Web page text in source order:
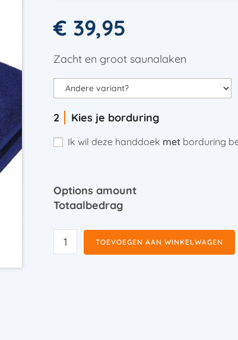
€ 39,95
Zacht en groot saunalaken
Kies je borduring
Ik wil deze handdoek met borduring
Options amount
Totaalbedrag
TOEVOEGEN AAN WINKELWAGEN